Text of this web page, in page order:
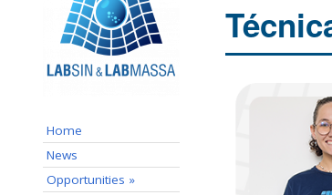
Home
News
Opportunities »